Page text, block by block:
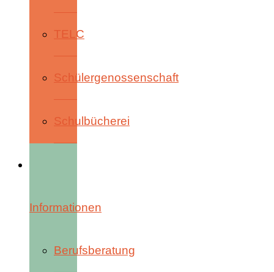
TELC
Schülergenossenschaft
Schulbücherei
Informationen
Berufsberatung